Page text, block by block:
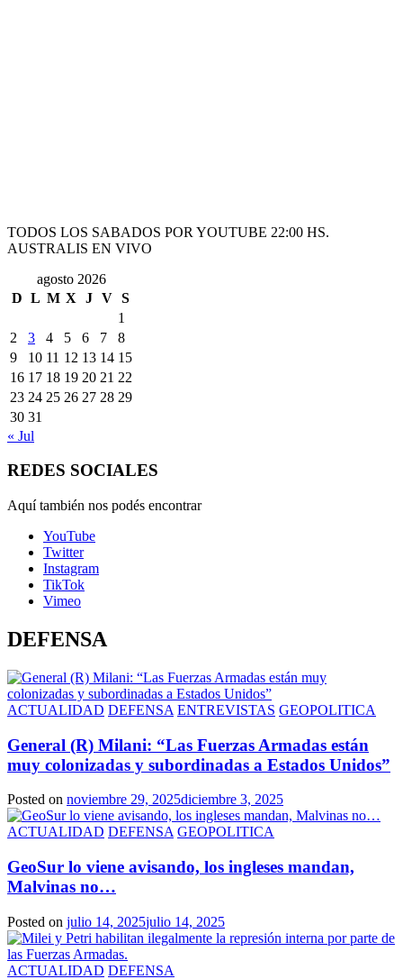
TODOS LOS SABADOS POR YOUTUBE 22:00 HS.
AUSTRALIS EN VIVO
agosto 2026
D L M X J V S
1
2
3 4 5 6 7
8
9
10 11 12 13 14 15
16 17 18 19 20 21 22
23 24 25 26 27 28 29
30 31
« Jul
REDES SOCIALES
Aquí también nos podés encontrar
YouTube
Twitter
Instagram
TikTok
Vimeo
DEFENSA
ACTUALIDAD DEFENSA ENTREVISTAS GEOPOLITICA
General (R) Milani: “Las Fuerzas Armadas están
muy colonizadas y subordinadas a Estados Unidos”
Posted on noviembre 29, 2025diciembre 3, 2025
ACTUALIDAD DEFENSA GEOPOLITICA
GeoSur lo viene avisando, los ingleses mandan,
Malvinas no…
Posted on julio 14, 2025julio 14, 2025
ACTUALIDAD DEFENSA